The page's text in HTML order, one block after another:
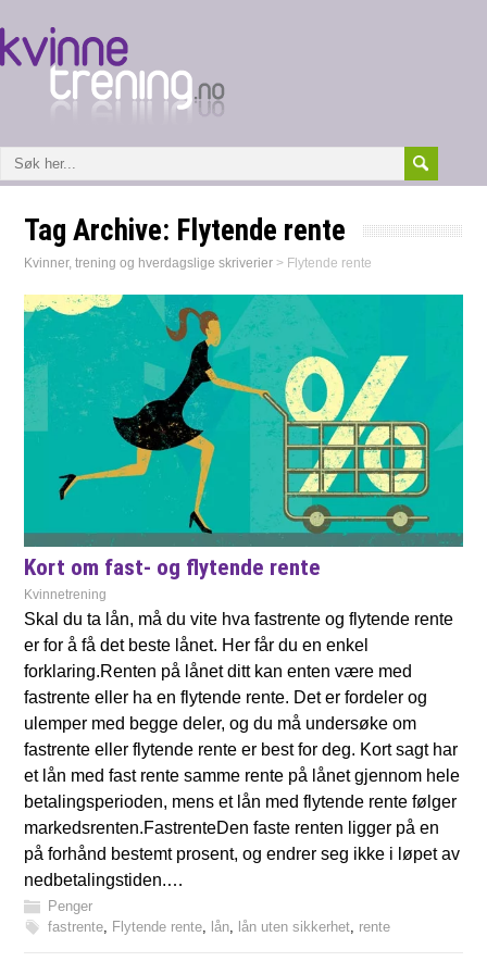
Tag Archive: Flytende rente
Kvinner, trening og hverdagslige skriverier > Flytende rente
Kort om fast- og flytende rente
Kvinnetrening
Skal du ta lån, må du vite hva fastrente og flytende rente
er for å få det beste lånet. Her får du en enkel
forklaring.Renten på lånet ditt kan enten være med
fastrente eller ha en flytende rente. Det er fordeler og
ulemper med begge deler, og du må undersøke om
fastrente eller flytende rente er best for deg. Kort sagt har
et lån med fast rente samme rente på lånet gjennom hele
betalingsperioden, mens et lån med flytende rente følger
markedsrenten.FastrenteDen faste renten ligger på en
på forhånd bestemt prosent, og endrer seg ikke i løpet av
nedbetalingstiden.…
Penger
fastrente, Flytende rente, lån, lån uten sikkerhet, rente